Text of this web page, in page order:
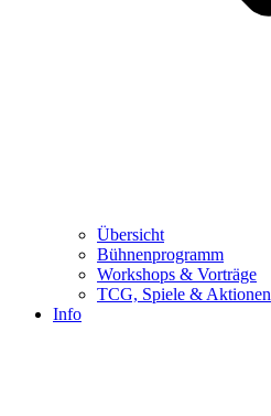
Übersicht
Bühnenprogramm
Workshops & Vorträge
TCG, Spiele & Aktionen
Info